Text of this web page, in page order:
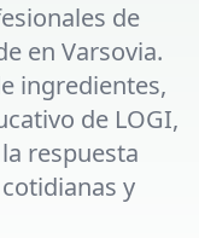
de
en Varsovia.
ingredientes,
de LOGI,
respuesta
y